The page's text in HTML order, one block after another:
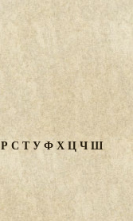
Р С ТУФХЦЧШ